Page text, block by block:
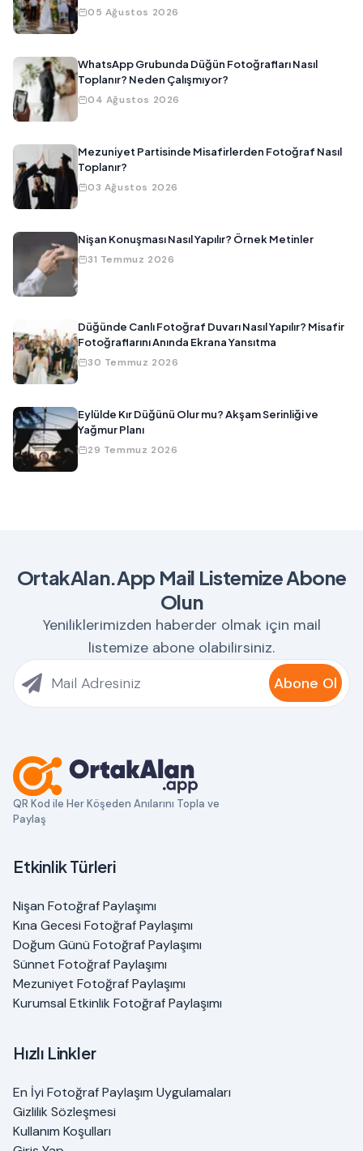
05 Ağustos 2026
WhatsApp Grubunda Düğün Fotoğrafları Nasıl
Toplanır? Neden Çalışmıyor?
04 Ağustos 2026
Mezuniyet Partisinde Misafirlerden Fotoğraf Nasıl
Toplanır?
03 Ağustos 2026
Nişan Konuşması Nasıl Yapılır? Örnek Metinler
31 Temmuz 2026
Düğünde Canlı Fotoğraf Duvarı Nasıl Yapılır? Misafir
Fotoğraflarını Anında Ekrana Yansıtma
30 Temmuz 2026
Eylülde Kır Düğünü Olur mu? Akşam Serinliği ve
Yağmur Planı
29 Temmuz 2026
OrtakAlan.App Mail Listemize Abone
Olun
Yeniliklerimizden haberder olmak için mail
listemize abone olabilirsiniz.
Abone Ol
QR Kod ile Her Köşeden Anılarını Topla ve
Paylaş
Etkinlik Türleri
Nişan Fotoğraf Paylaşımı
Kına Gecesi Fotoğraf Paylaşımı
Doğum Günü Fotoğraf Paylaşımı
Sünnet Fotoğraf Paylaşımı
Mezuniyet Fotoğraf Paylaşımı
Kurumsal Etkinlik Fotoğraf Paylaşımı
Hızlı Linkler
En İyi Fotoğraf Paylaşım Uygulamaları
Gizlilik Sözleşmesi
Kullanım Koşulları